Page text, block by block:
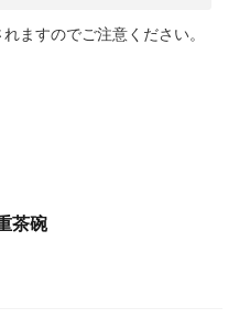
ますのでご注意ください。
茶碗